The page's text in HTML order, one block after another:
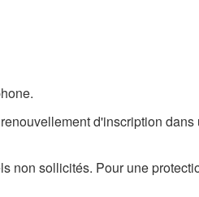
d'inscription
non sollicités. Pour une